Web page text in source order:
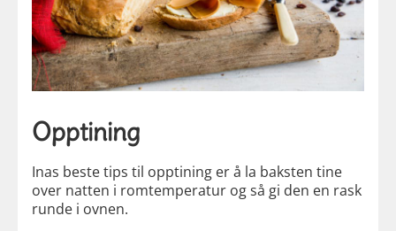
Opptining
Inas beste tips til opptining er å la baksten tine
over natten i romtemperatur og så gi den en rask
runde i ovnen.